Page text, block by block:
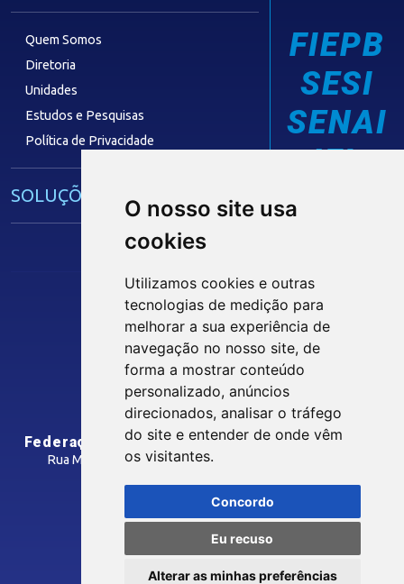
O nosso site usa
cookies
Utilizamos cookies e outras
tecnologias de medição para
melhorar a sua experiência de
navegação no nosso site, de
forma a mostrar conteúdo
personalizado, anúncios
direcionados, analisar o tráfego
do site e entender de onde vêm
os visitantes.
Concordo
Eu recuso
Alterar as minhas preferências
Quem Somos
Diretoria
Unidades
Estudos e Pesquisas
Política de Privacidade
SOLUÇÕES E SERVIÇOS
Núcleo de Acesso ao Crédito
Centro Internacional de Negócios -
CONTRIBUIÇÃO SINDICAL
SINDICATOS FILIADOS
FIEPB
SESI
SENAI
IEL
Siga nossas Redes Sociais
INTRANET
Federação das Indústrias do Estado da Paraíba
Rua Manoel Gonçalves Guimarães, 195 - José Pinheiro
Como Chegar
© 2026 FIEPB